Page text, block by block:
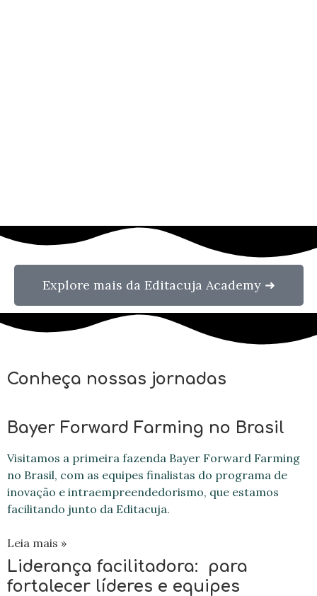
Explore mais da Editacuja Academy ➜
Conheça nossas jornadas
Bayer Forward Farming no Brasil
Visitamos a primeira fazenda Bayer Forward Farming
no Brasil, com as equipes finalistas do programa de
inovação e intraempreendedorismo, que estamos
facilitando junto da Editacuja.
Leia mais »
Liderança facilitadora: para
fortalecer líderes e equipes